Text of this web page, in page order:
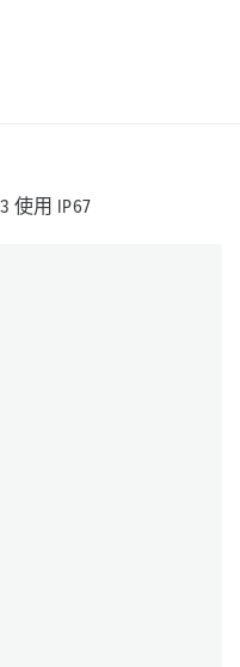
使用 IP67